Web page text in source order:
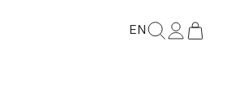
EN